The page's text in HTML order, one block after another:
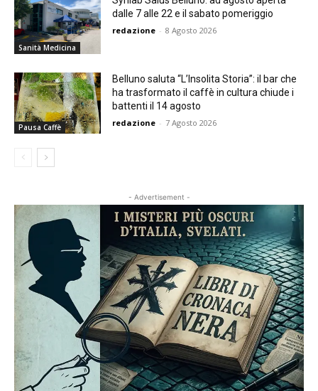
Sanità Medicina
dalle 7 alle 22 e il sabato pomeriggio
redazione - 8 Agosto 2026
Pausa Caffè
Belluno saluta “L’Insolita Storia”: il bar che
ha trasformato il caffè in cultura chiude i
battenti il 14 agosto
redazione - 7 Agosto 2026
- Advertisement -